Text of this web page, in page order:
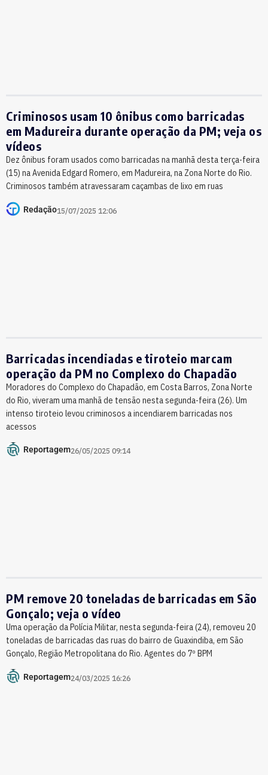
Criminosos usam 10 ônibus como barricadas
em Madureira durante operação da PM; veja os
vídeos
Dez ônibus foram usados como barricadas na manhã desta terça-feira
(15) na Avenida Edgard Romero, em Madureira, na Zona Norte do Rio.
Criminosos também atravessaram caçambas de lixo em ruas
Redação15/07/2025 12:06
Barricadas incendiadas e tiroteio marcam
operação da PM no Complexo do Chapadão
Moradores do Complexo do Chapadão, em Costa Barros, Zona Norte
do Rio, viveram uma manhã de tensão nesta segunda-feira (26). Um
intenso tiroteio levou criminosos a incendiarem barricadas nos
acessos
Reportagem26/05/2025 09:14
PM remove 20 toneladas de barricadas em São
Gonçalo; veja o vídeo
Uma operação da Polícia Militar, nesta segunda-feira (24), removeu 20
toneladas de barricadas das ruas do bairro de Guaxindiba, em São
Gonçalo, Região Metropolitana do Rio. Agentes do 7º BPM
Reportagem24/03/2025 16:26